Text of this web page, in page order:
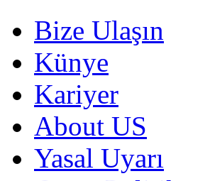
Bize Ulaşın
Künye
Kariyer
About US
Yasal Uyarı